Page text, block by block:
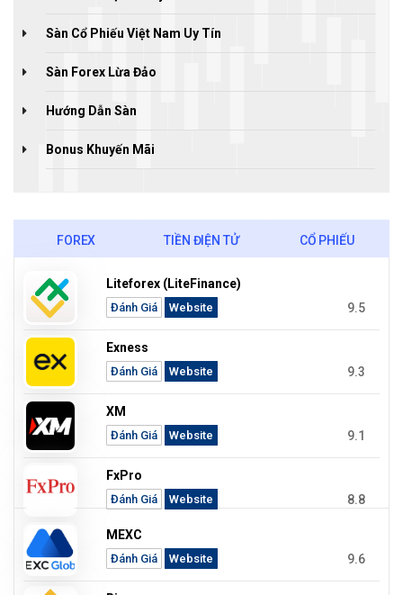
Sàn Cổ Phiếu Việt Nam Uy Tín
Sàn Forex Lừa Đảo
Hướng Dẫn Sàn
Bonus Khuyến Mãi
FOREX TIỀN ĐIỆN TỬ CỔ PHIẾU
Liteforex (LiteFinance)
Đánh Giá Website 9.5
Exness
Đánh Giá Website 9.3
XM
Đánh Giá Website 9.1
FxPro
Đánh Giá Website 8.8
MEXC
Đánh Giá Website 9.6